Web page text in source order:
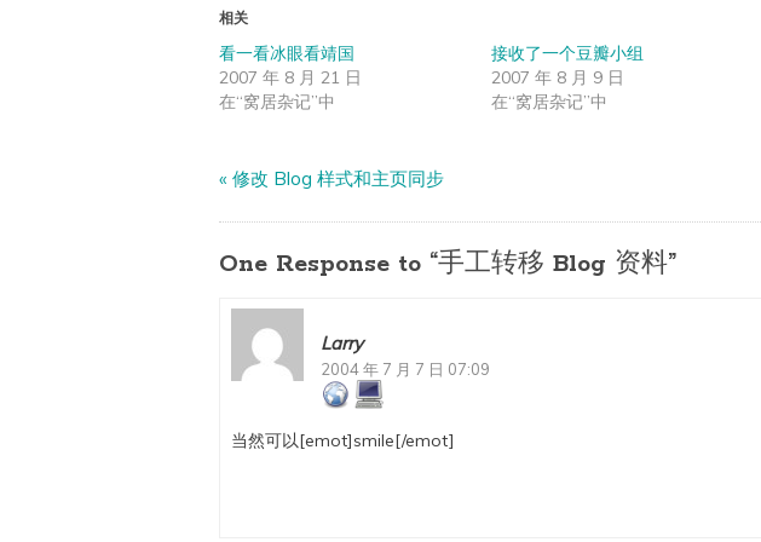
相关
看一看冰眼看靖国
2007 年 8 月 21 日
在“窝居杂记”中
接收了一个豆瓣小组
2007 年 8 月 9 日
在“窝居杂记”中
«修改 Blog 样式和主页同步
One Response to “手工转移 Blog 资料”
Larry
2004 年 7 月 7 日 07:09
当然可以[emot]smile[/emot]